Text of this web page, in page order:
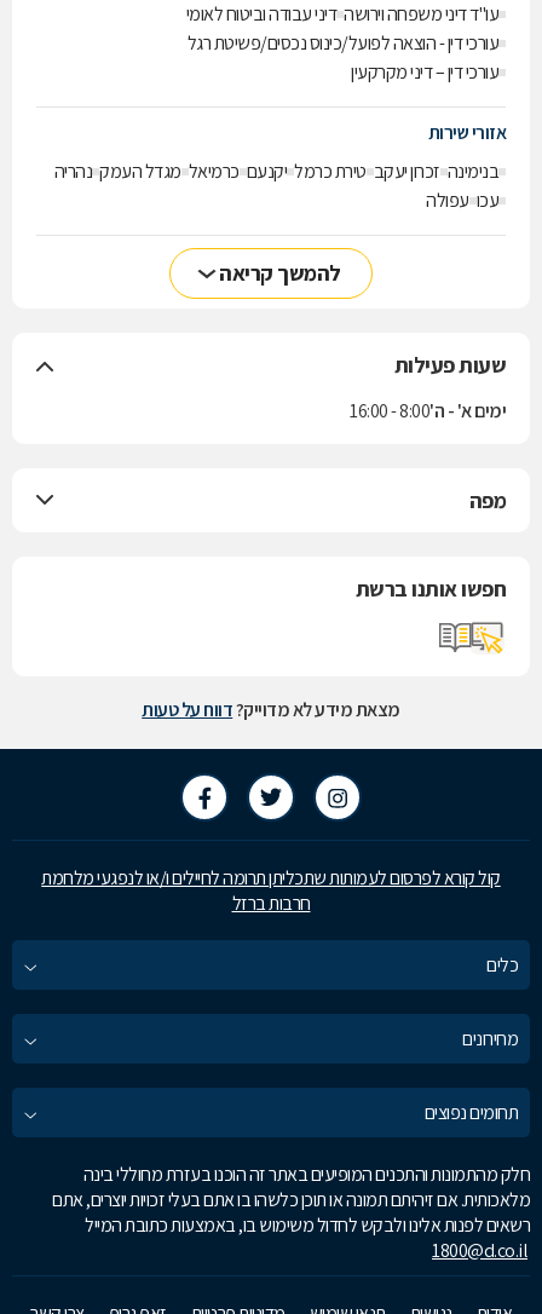
עו"ד דיני משפחה וירושה דיני עבודה וביטוח לאומי
עורכי דין - הוצאה לפועל/כינוס נכסים/פשיטת רגל
עורכי דין – דיני מקרקעין
אזורי שירות
בנימינה זכרון יעקב טירת כרמל יקנעם כרמיאל מגדל העמק נהריה
עכו עפולה
להמשך קריאה
שעות פעילות
ימים א' - ה'8:00 - 16:00
מפה
חפשו אותנו ברשת
מצאת מידע לא מדוייק?דווח על טעות
קול קורא לפרסום לעמותות שתכליתן תרומה לחיילים ו/או לנפגעי מלחמת
חרבות ברזל
כלים
מחירונים
תחומים נפוצים
חלק מהתמונות והתכנים המופיעים באתר זה הוכנו בעזרת מחוללי בינה
מלאכותית. אם זיהיתם תמונה או תוכן כלשהו בו אתם בעלי זכויות יוצרים, אתם
רשאים לפנות אלינו ולבקש לחדול משימוש בו, באמצעות כתובת המייל
1800@d.co.il